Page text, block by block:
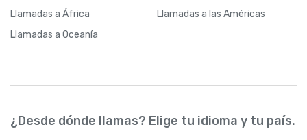
Llamadas a África Llamadas a las Américas
Llamadas a Oceanía
¿Desde dónde llamas? Elige tu idioma y tu país.